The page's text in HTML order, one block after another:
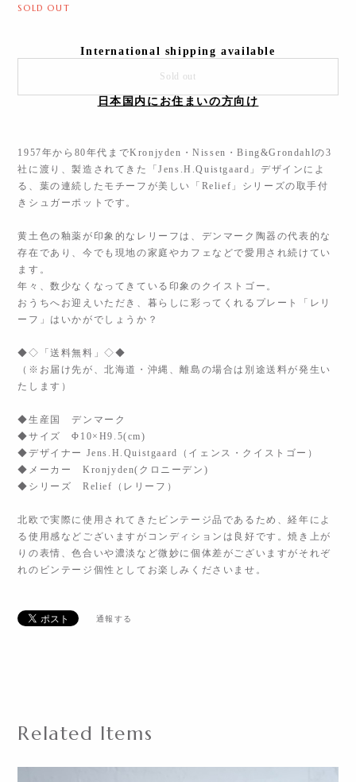
SOLD OUT
International shipping available
Sold out
日本国内にお住まいの方向け
1957年から80年代までKronjyden・Nissen・Bing&Grondahlの3
社に渡り、製造されてきた「Jens.H.Quistgaard」デザインによ
る、葉の連続したモチーフが美しい「Relief」シリーズの取手付
きシュガーポットです。
黄土色の釉薬が印象的なレリーフは、デンマーク陶器の代表的な
存在であり、今でも現地の家庭やカフェなどで愛用され続けてい
ます。
年々、数少なくなってきている印象のクイストゴー。
おうちへお迎えいただき、暮らしに彩ってくれるプレート「レリ
ーフ」はいかがでしょうか？
◆◇「送料無料」◇◆
（※お届け先が、北海道・沖縄、離島の場合は別途送料が発生い
たします）
◆生産国 デンマーク
◆サイズ Φ10×H9.5(cm)
◆デザイナー Jens.H.Quistgaard（イェンス・クイストゴー）
◆メーカー Kronjyden(クロニーデン)
◆シリーズ Relief（レリーフ）
北欧で実際に使用されてきたビンテージ品であるため、経年によ
る使用感などございますがコンディションは良好です。焼き上が
りの表情、色合いや濃淡など微妙に個体差がございますがそれぞ
れのビンテージ個性としてお楽しみくださいませ。
通報する
Related Items